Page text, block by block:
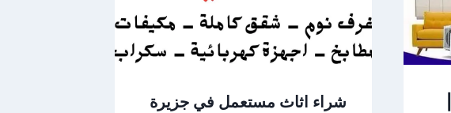
شراء اثاث مستعمل في جزيرة